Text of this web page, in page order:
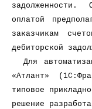
задолженности.
оплатой
заказчикам
дебиторской
Для
«Атлант»
типовое
решение